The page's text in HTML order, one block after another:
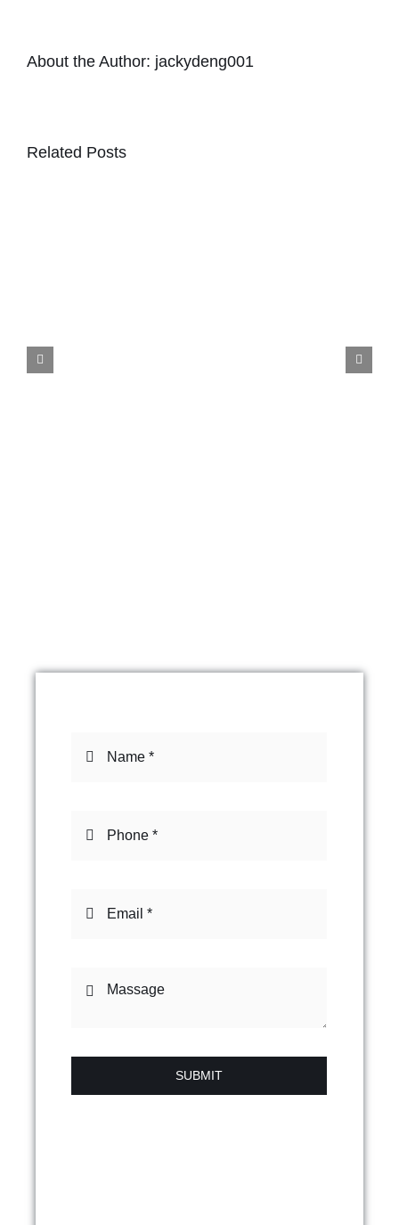
About the Author: jackydeng001
Related Posts
SUBMIT